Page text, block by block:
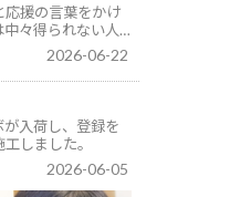
応援の言葉をかけ
中々得られない人…
2026-06-22
入荷し、登録を
しました。
2026-06-05